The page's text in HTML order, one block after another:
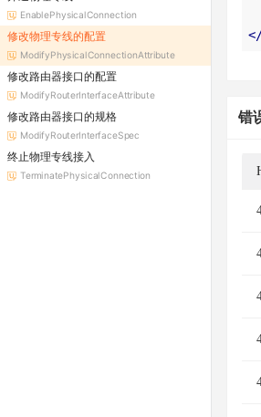
EnablePhysicalConnection
修改物理专线的配置
ModifyPhysicalConnectionAttribute
修改路由器接口的配置
ModifyRouterInterfaceAttribute
修改路由器接口的规格
ModifyRouterInterfaceSpec
终止物理专线接入
TerminatePhysicalConnection
错